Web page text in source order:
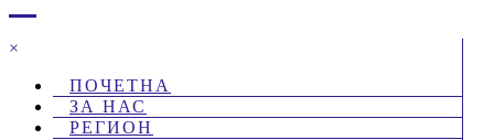
×
ПОЧЕТНА
ЗА НАС
РЕГИОН